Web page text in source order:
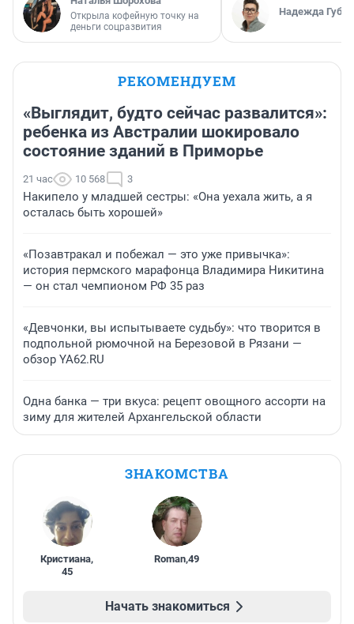
Открыла кофейную точку на
деньги соцразвития
Надежда
РЕКОМЕНДУЕМ
«Выглядит, будто сейчас развалится»:
ребенка из Австралии шокировало
состояние зданий в Приморье
21 час 10 568 3
Накипело у младшей сестры: «Она уехала жить, а я
осталась быть хорошей»
«Позавтракал и побежал — это уже привычка»:
история пермского марафонца Владимира Никитина
— он стал чемпионом РФ 35 раз
«Девчонки, вы испытываете судьбу»: что творится в
подпольной рюмочной на Березовой в Рязани —
обзор YA62.RU
Одна банка — три вкуса: рецепт овощного ассорти на
зиму для жителей Архангельской области
ЗНАКОМСТВА
Кристиана,
45
Roman,49
Начать знакомиться